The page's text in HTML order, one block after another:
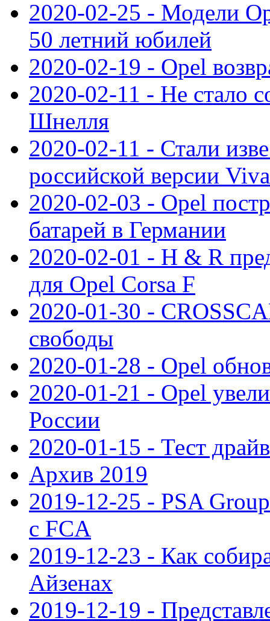
2020-02-25 - Модели
50 летний юбилей
2020-02-19 - Opel
2020-02-11 - Не стало
Шнелля
2020-02-11 - Стали
российской версии
2020-02-03 - Opel
батарей в Германии
2020-02-01 - H & R
для Opel Corsa F
2020-01-30 -
свободы
2020-01-28 - Opel
2020-01-21 - Opel
России
2020-01-15 - Тест
Архив 2019
2019-12-25 - PSA
с FCA
2019-12-23 - Как
Айзенах
2019-12-19 -